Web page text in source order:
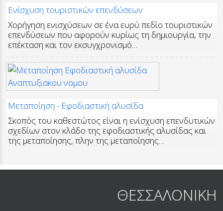
Ενίσχυση τουριστικών επενδύσεων
Χορήγηση ενισχύσεων σε ένα ευρύ πεδίο τουριστικών
επενδύσεων που αφορούν κυρίως τη δημιουργία, την
επέκταση και τον εκσυγχρονισμό…
Μεταποίηση - Εφοδιαστική αλυσίδα
Σκοπός του καθεστώτος είναι η ενίσχυση επενδυτικών
σχεδίων στον κλάδο της εφοδιαστικής αλυσίδας και
της μεταποίησης, πλην της μεταποίησης…
ΘΕΣΣΑΛΟΝΙΚΗ